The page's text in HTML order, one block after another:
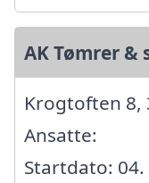
AK Tømrer &
Krogtoften 8,
Ansatte:
Startdato: